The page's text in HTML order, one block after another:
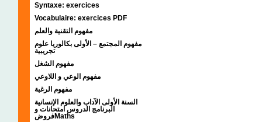
Syntaxe: exercices
Vocabulaire: exercices PDF
مفهوم التقنية والعلم
مفهوم المجتمع – الأولى بكالوريا علوم
تجريبية
مفهوم الشغل
مفهوم الوعي و اللاوعي
مفهوم الرغبة
السنة الأولى الآداب والعلوم الإنسانية
البرنامج الدروس امتحانات و
فروضMaths